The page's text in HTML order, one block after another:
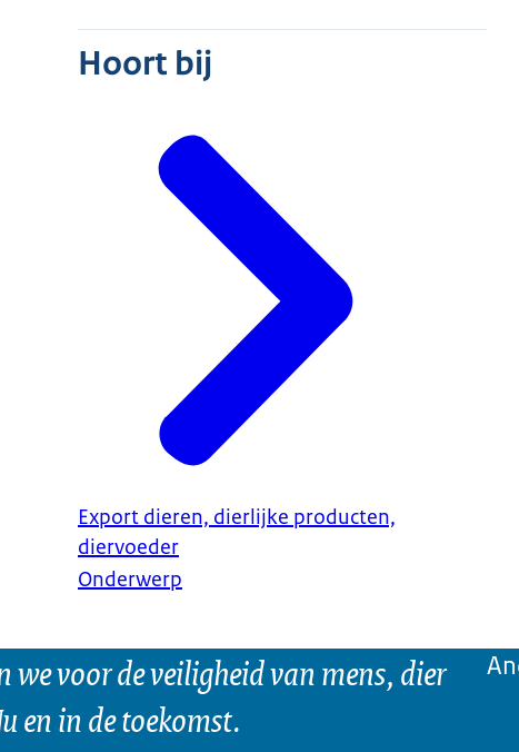
Hoort bij
Export dieren, dierlijke producten,
diervoeder
Onderwerp
we voor de veiligheid van mens, dier
en in de toekomst.